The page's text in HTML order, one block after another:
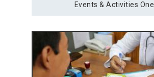
Events & Activities One